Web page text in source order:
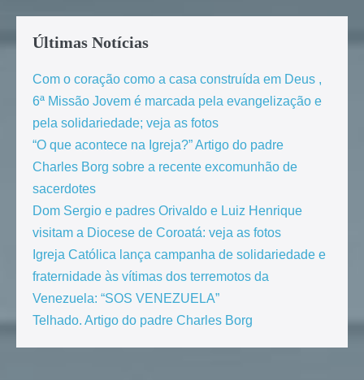
Últimas Notícias
Com o coração como a casa construída em Deus ,
6ª Missão Jovem é marcada pela evangelização e
pela solidariedade; veja as fotos
“O que acontece na Igreja?” Artigo do padre
Charles Borg sobre a recente excomunhão de
sacerdotes
Dom Sergio e padres Orivaldo e Luiz Henrique
visitam a Diocese de Coroatá: veja as fotos
Igreja Católica lança campanha de solidariedade e
fraternidade às vítimas dos terremotos da
Venezuela: “SOS VENEZUELA”
Telhado. Artigo do padre Charles Borg